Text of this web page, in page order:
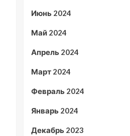
Июнь 2024
Май 2024
Апрель 2024
Март 2024
Февраль 2024
Январь 2024
Декабрь 2023